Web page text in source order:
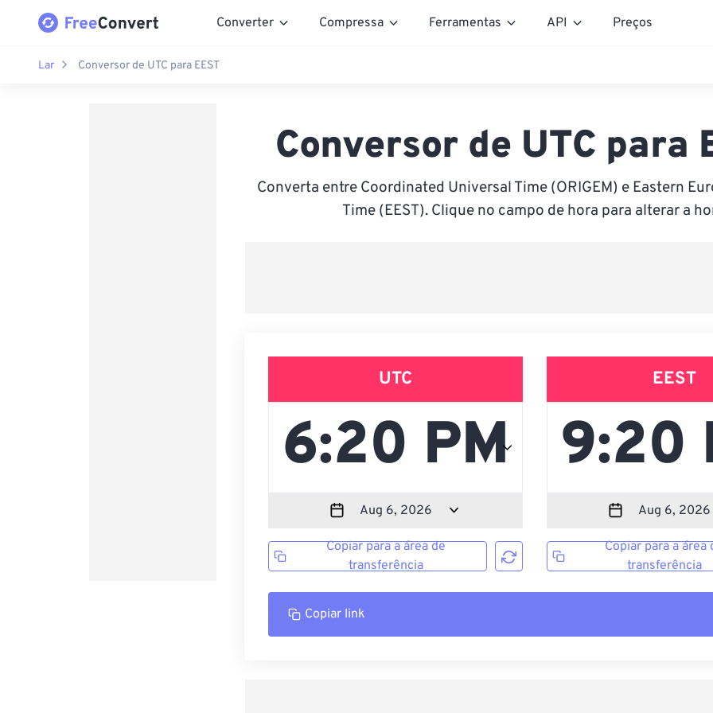
Converter Compressa Ferramentas API Preços
Lar Conversor de UTC para EEST
Conversor de UTC para
Converta entre Coordinated Universal Time (ORIGEM) e Eastern
Time (EEST). Clique no campo de hora para alterar a
UTC
Copiar para a área de
transferência
EEST
Copiar para a área
transferência
Copiar link